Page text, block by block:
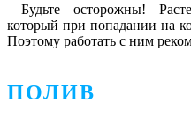
Будьте осторожны!
который при попадании на
Поэтому работать с ним
ПОЛИВ